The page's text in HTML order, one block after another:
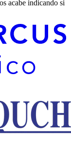
acabe indicando si